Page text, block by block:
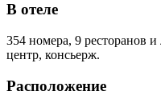
В отеле
354 номера, 9 ресторанов
центр, консьерж.
Расположение